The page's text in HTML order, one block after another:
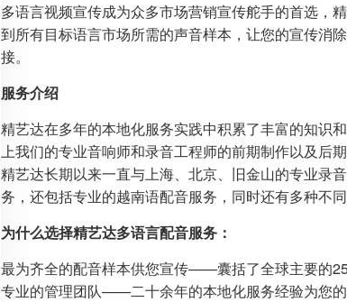
多语言视频宣传成为众多市场营销宣传舵手的首选，
到所有目标语言市场所需的声音样本，让您的宣传消
接。
服务介绍
精艺达在多年的本地化服务实践中积累了丰富的知识
上我们的专业音响师和录音工程师的前期制作以及后
精艺达长期以来一直与上海、北京、旧金山的专业录
务，还包括专业的越南语配音服务，同时还有多种不
为什么选择精艺达多语言配音服务：
最为齐全的配音样本供您宣传——囊括了全球主要的
专业的管理团队——二十余年的本地化服务经验为您